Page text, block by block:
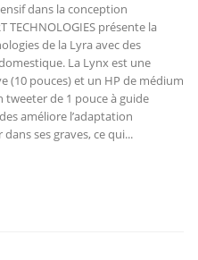
dans la conception
TECHNOLOGIES présente la
de la Lyra avec des
La Lynx est une
(10 pouces) et un HP de médium
tweeter de 1 pouce à guide
améliore l’adaptation
ses graves, ce qui...